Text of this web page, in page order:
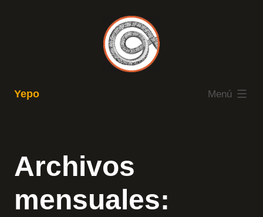
Yepo Menú
expandido
Archivos
mensuales: